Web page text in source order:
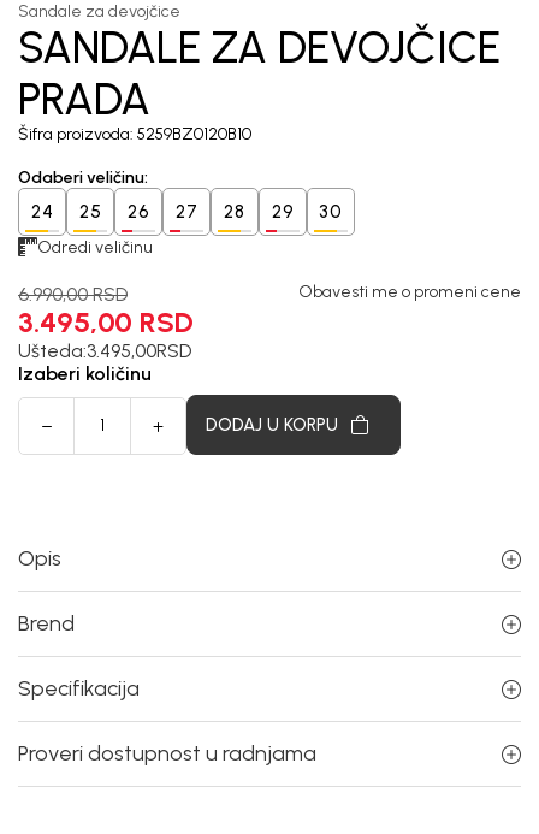
Sandale za devojčice
SANDALE ZA DEVOJČICE
PRADA
Šifra proizvoda: 5259BZ0120B10
Odaberi veličinu:
24 25 26 27 28 29 30
Odredi veličinu
6.990,00 RSD
3.495,00 RSD
Ušteda:3.495,00RSD
Obavesti me o promeni cene
Izaberi količinu
DODAJ U KORPU
Opis
Brend
Specifikacija
Proveri dostupnost u radnjama